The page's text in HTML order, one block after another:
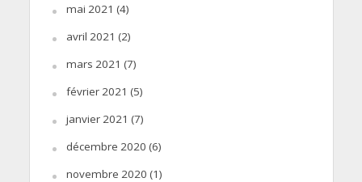
mai 2021 (4)
avril 2021 (2)
mars 2021 (7)
février 2021 (5)
janvier 2021 (7)
décembre 2020 (6)
novembre 2020 (1)